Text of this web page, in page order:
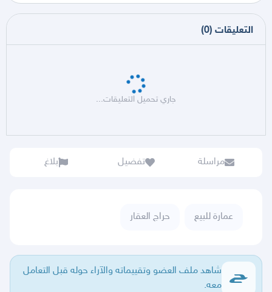
التعليقات (
0
)
جاري تحميل التعليقات...
مراسلة تفضيل بلاغ
عمارة للبيع حراج العقار
شاهد ملف العضو وتقييماته والآراء حوله قبل التعامل
معه.